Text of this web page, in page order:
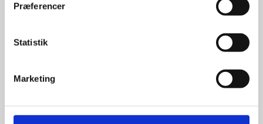
Præferencer
Statistik
Marketing
Udvalget er langt større, så har I en